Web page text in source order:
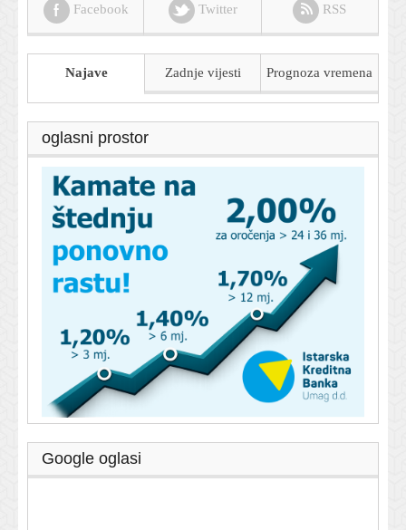
Facebook Twitter RSS
Najave Zadnje vijesti Prognoza vremena
oglasni prostor
Google oglasi